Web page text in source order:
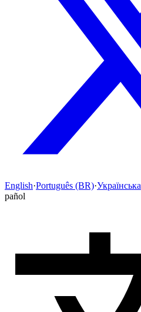
English·Português (BR)·Українська
pañol